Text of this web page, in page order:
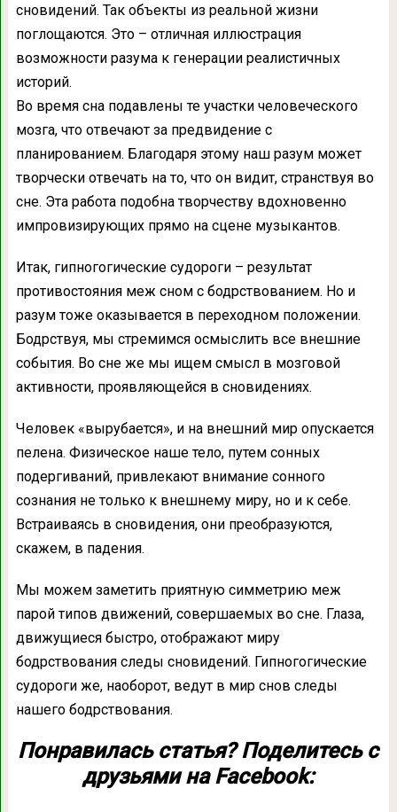
сновидений. Так объекты из реальной жизни
поглощаются. Это – отличная иллюстрация
возможности разума к генерации реалистичных
историй.
Во время сна подавлены те участки человеческого
мозга, что отвечают за предвидение с
планированием. Благодаря этому наш разум может
творчески отвечать на то, что он видит, странствуя во
сне. Эта работа подобна творчеству вдохновенно
импровизирующих прямо на сцене музыкантов.
Итак, гипногогические судороги – результат
противостояния меж сном с бодрствованием. Но и
разум тоже оказывается в переходном положении.
Бодрствуя, мы стремимся осмыслить все внешние
события. Во сне же мы ищем смысл в мозговой
активности, проявляющейся в сновидениях.
Человек «вырубается», и на внешний мир опускается
пелена. Физическое наше тело, путем сонных
подергиваний, привлекают внимание сонного
сознания не только к внешнему миру, но и к себе.
Встраиваясь в сновидения, они преобразуются,
скажем, в падения.
Мы можем заметить приятную симметрию меж
парой типов движений, совершаемых во сне. Глаза,
движущиеся быстро, отображают миру
бодрствования следы сновидений. Гипногогические
судороги же, наоборот, ведут в мир снов следы
нашего бодрствования.
Понравилась статья? Поделитесь с
друзьями на Facebook: